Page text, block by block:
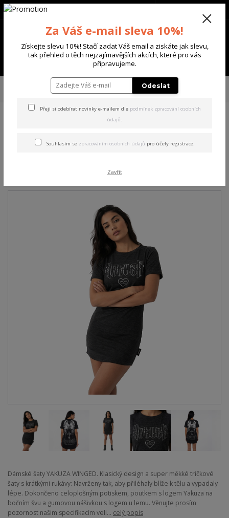
Menu
+420 702 136 620
ŠATY
Yakuza dámské šaty Winged Casual T-Shirt Dress
Casual T-Shirt Dress
Dámské šaty YAKUZA WINGED. Klasický design a super měkké tričkové
šaty s krátkými rukávy: Navrženy tak, aby přiléhaly blíže k tělu a vypadaly
lépe. Dokončeno celoplošným potiskem, poutkem s logem Yakuza na
bočním švu a gumovou nášivkou s logem u lemu. Věnujte prosím
pozornost našim specifikacím veli... celý popis
Za Váš e-mail sleva 10%!
Získejte slevu 10%! Stačí zadat Váš email a ziskáte jak slevu,
tak přehled o těch nejzajímavějších akcích, které pro vás
připravujeme.
Odeslat
Přeji si odebírat novinky e-mailem dle podmínek zpracování osobních
údajů.
Souhlasím se zpracováním osobních údajů pro účely registrace.
Zavřít